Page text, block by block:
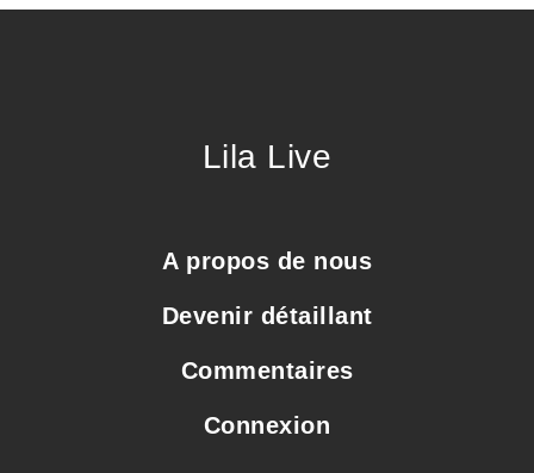
Lila Live
A propos de nous
Devenir détaillant
Commentaires
Connexion